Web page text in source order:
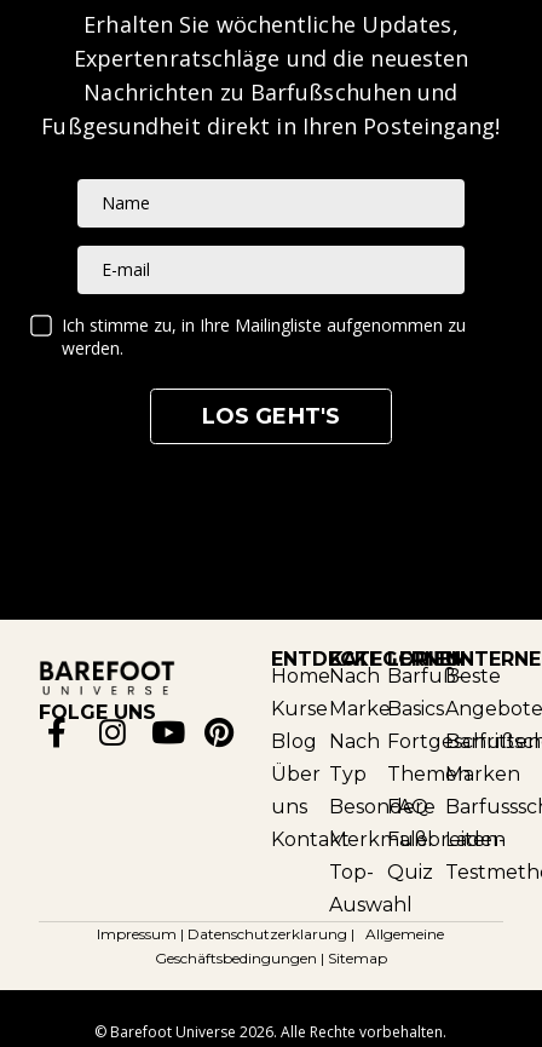
Erhalten Sie wöchentliche Updates,
Expertenratschläge und die neuesten
Nachrichten zu Barfußschuhen und
Fußgesundheit direkt in Ihren Posteingang!
Name
E-mail
Ich stimme zu, in Ihre Mailingliste aufgenommen zu
werden.
LOS GEHT'S
FOLGE UNS
ENTDECKE
Home
Kurse
Blog
Über
uns
Kontakt
KATEGORIEN
Nach
Marke
Nach
Typ
Besondere
Merkmale
Top-
Auswahl
LERNEN
Barfuß-
Basics
Themen
FAQ
Fußbreiten-
Quiz
Beste
Angebote
Marken
Laden
Impressum | Datenschutzerklarung |Allgemeine
Geschäftsbedingungen | Sitemap
© Barefoot Universe 2026. Alle Rechte vorbehalten.